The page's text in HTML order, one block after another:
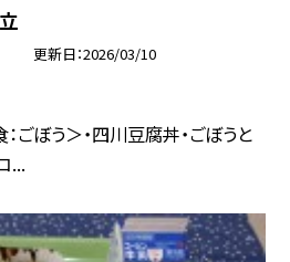
更新日 2026/03/10
ごぼう＞・四川豆腐丼・ごぼうと
...